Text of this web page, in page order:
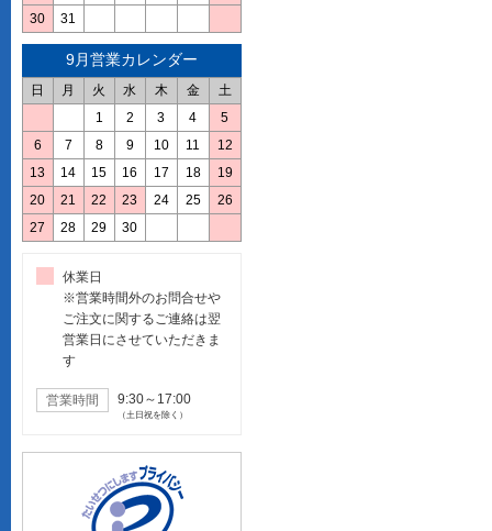
30
31
9月営業カレンダー
日 月 火 水 木 金
土
1
2 3 4
5
6
7 8 9 10 11
12
13
14 15 16 17 18
19
20
21 22 23 24 25
26
27
28 29 30
休業日
※営業時間外のお問合せや
ご注文に関するご連絡は翌
営業日にさせていただきま
す
営業時間 9:30～17:00
（土日祝を除く）